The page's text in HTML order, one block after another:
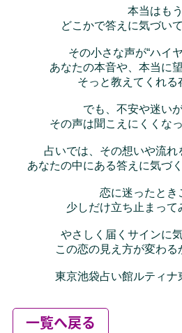
一覧へ戻る